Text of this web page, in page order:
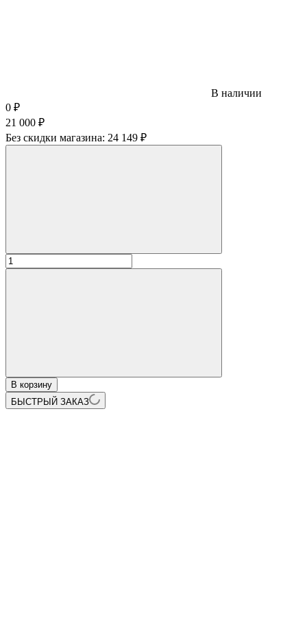
В наличии
0 ₽
21 000 ₽
Без скидки магазина: 24 149 ₽
В корзину
БЫСТРЫЙ ЗАКАЗ